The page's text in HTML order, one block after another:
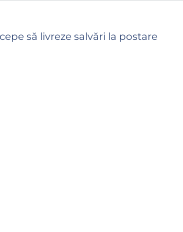
să livreze salvări la postare